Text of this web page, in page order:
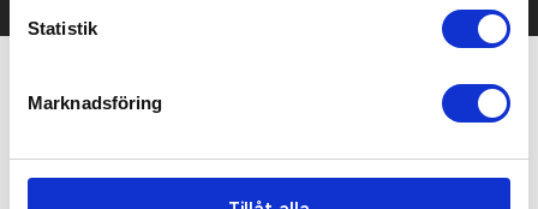
Statistik
Marknadsföring
Relaterade produkter
Bästsäljare